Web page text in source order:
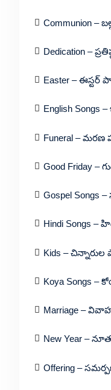
Communion –
Dedication –
Easter – ఈస్టర్
English Songs
Funeral – మరణ
Good Friday –
Gospel Songs
Hindi Songs –
Kids – చిన్నారుల
Koya Songs
Marriage –
New Year –
Offering –